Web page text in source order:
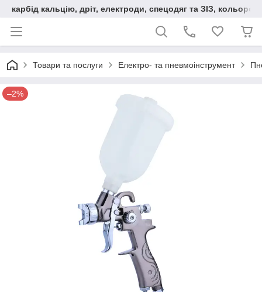
карбід кальцію, дріт, електроди, спецодяг та ЗІЗ,
Товари та послуги Електро- та пневмоінструмент
–2%